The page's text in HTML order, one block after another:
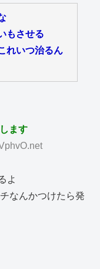
もさせる
れいつ治るん
ます
よ
なんかつけたら発